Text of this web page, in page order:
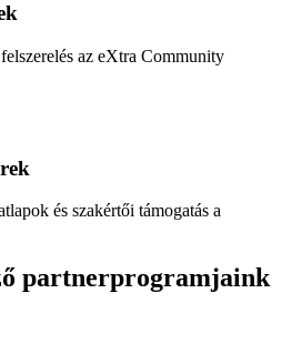
az eXtra Community
és szakértői támogatás a
partnerprogramjaink